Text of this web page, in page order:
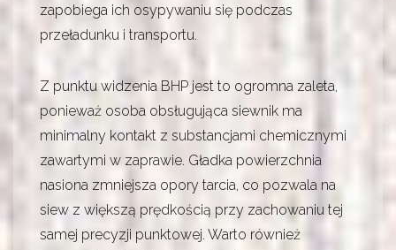
zapobiega ich osypywaniu się podczas
przeładunku i transportu.
Z punktu widzenia BHP jest to ogromna zaleta,
ponieważ osoba obsługująca siewnik ma
minimalny kontakt z substancjami chemicznymi
zawartymi w zaprawie. Gładka powierzchnia
nasiona zmniejsza opory tarcia, co pozwala na
siew z większą prędkością przy zachowaniu tej
samej precyzji punktowej. Warto również